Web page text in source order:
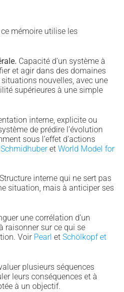
mémoire utilise les
Capacité d’un système à
et agir dans des domaines
nouvelles, avec une
supérieures à une simple
interne, explicite ou
de prédire l’évolution
sous l’effet d’actions
et World Model for
Structure interne qui ne sert pas
situation, mais à anticiper ses
une corrélation d’un
raisonner sur ce qui se
Voir Pearl et Schölkopf et
plusieurs séquences
leurs conséquences et à
à un objectif.